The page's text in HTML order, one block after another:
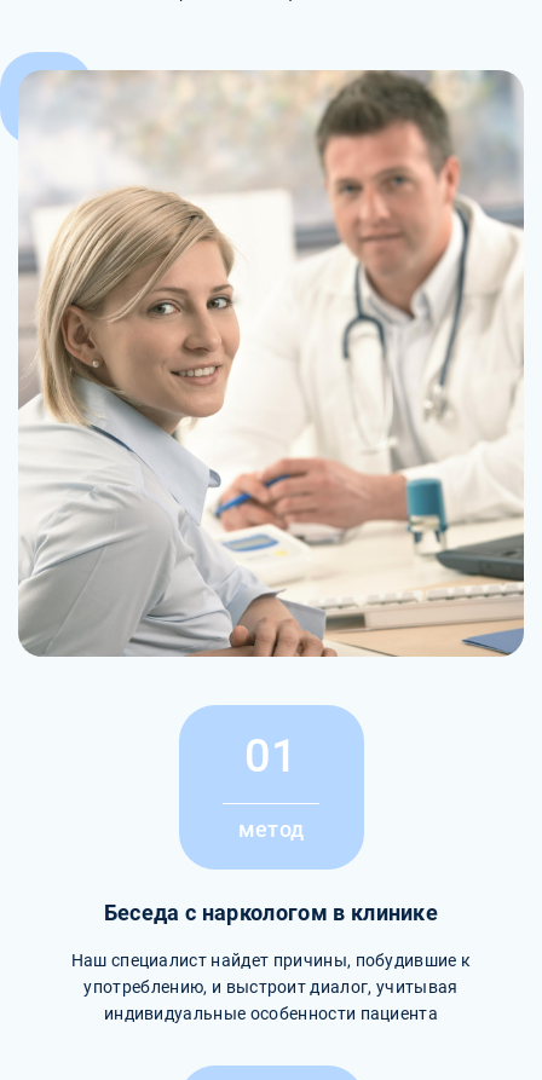
01
метод
Беседа с наркологом в клинике
Наш специалист найдет причины, побудившие к
употреблению, и выстроит диалог, учитывая
индивидуальные особенности пациента